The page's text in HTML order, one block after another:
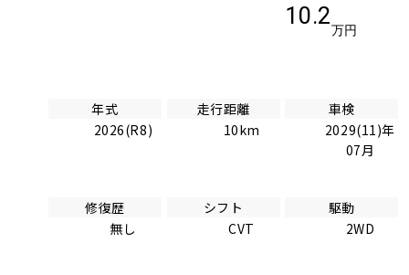
10.2
万円
年式
2026(R8)
走行距離
10km
車検
2029(11)年
07月
修復歴
無し
シフト
CVT
駆動
2WD